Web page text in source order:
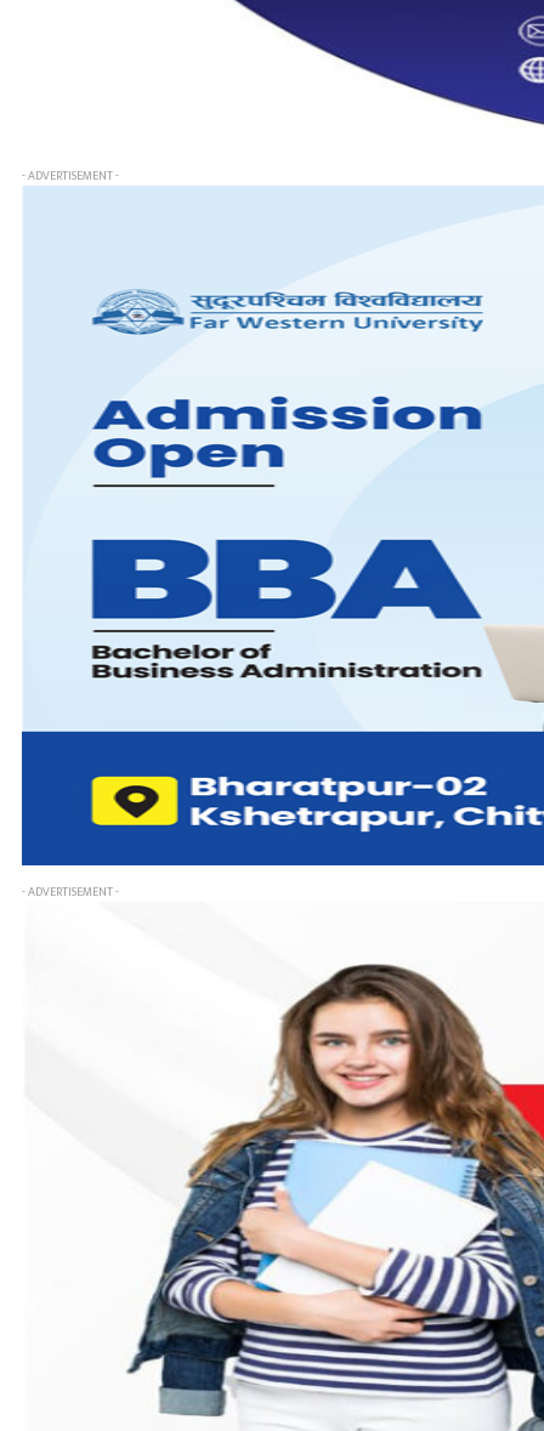
- ADVERTISEMENT -
- ADVERTISEMENT -